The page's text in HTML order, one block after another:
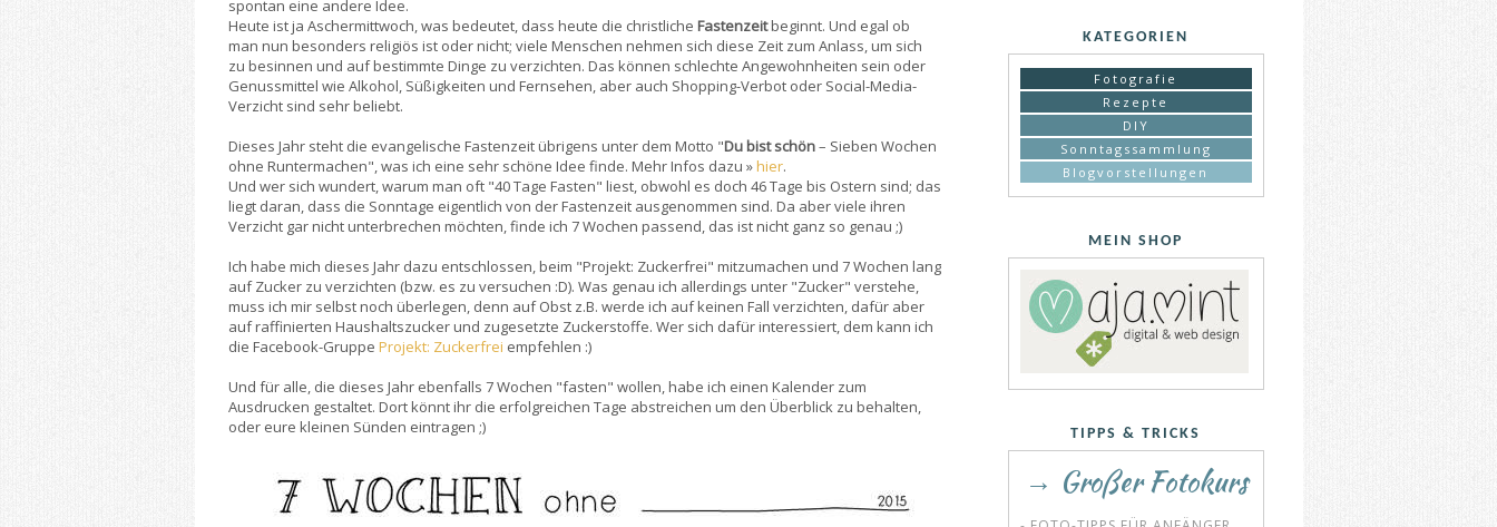
spontan eine andere Idee.
Heute ist ja Aschermittwoch, was bedeutet, dass heute die christliche Fastenzeitbeginnt. Und egal ob
man nun besonders religiös ist oder nicht; viele Menschen nehmen sich diese Zeit zum Anlass, um sich
zu besinnen und auf bestimmte Dinge zu verzichten. Das können schlechte Angewohnheiten sein oder
Genussmittel wie Alkohol, Süßigkeiten und Fernsehen, aber auch Shopping-Verbot oder Social-Media-
Verzicht sind sehr beliebt.
Dieses Jahr steht die evangelische Fastenzeit übrigens unter dem Motto "Du bist schön– Sieben Wochen
ohne Runtermachen", was ich eine sehr schöne Idee finde. Mehr Infos dazu »hier.
Und wer sich wundert, warum man oft "40 Tage Fasten" liest, obwohl es doch 46 Tage bis Ostern sind; das
liegt daran, dass die Sonntage eigentlich von der Fastenzeit ausgenommen sind. Da aber viele ihren
Verzicht gar nicht unterbrechen möchten, finde ich 7 Wochen passend, das ist nicht ganz so genau ;)
Ich habe mich dieses Jahr dazu entschlossen, beim "Projekt: Zuckerfrei" mitzumachen und 7 Wochen lang
auf Zucker zu verzichten (bzw. es zu versuchen :D). Was genau ich allerdings unter "Zucker" verstehe,
muss ich mir selbst noch überlegen, denn auf Obst z.B. werde ich auf keinen Fall verzichten, dafür aber
auf raffinierten Haushaltszucker und zugesetzte Zuckerstoffe. Wer sich dafür interessiert, dem kann ich
die Facebook-Gruppe Projekt: Zuckerfrei empfehlen :)
Und für alle, die dieses Jahr ebenfalls 7 Wochen "fasten" wollen, habe ich einen Kalender zum
Ausdrucken gestaltet. Dort könnt ihr die erfolgreichen Tage abstreichen um den Überblick zu behalten,
oder eure kleinen Sünden eintragen ;)
KATEGORIEN
Fotografie
Rezepte
DIY
Sonntagssammlung
Blogvorstellungen
MEIN SHOP
TIPPS & TRICKS
→ Großer Fotokurs